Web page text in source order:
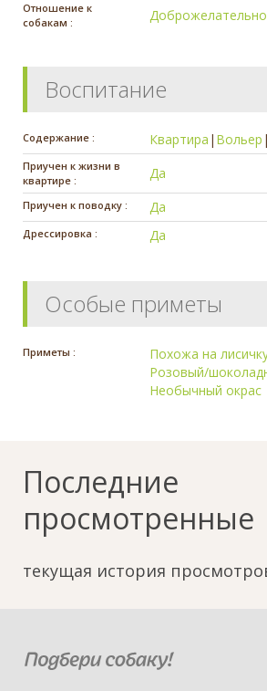
Отношение к
собакам :
Воспитание
Содержание : Квартира | Вольер
Приучен к жизни в
квартире :
Да
Приучен к поводку : Да
Дрессировка : Да
Особые приметы
Приметы : Похожа на
Розовый/
Необычный окрас
Последние
просмотренные
текущая история